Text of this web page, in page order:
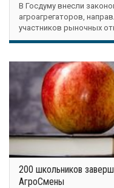
В Госдуму внесли
агроагрегаторов,
участников рыночных
200 школьников
АгроСмены